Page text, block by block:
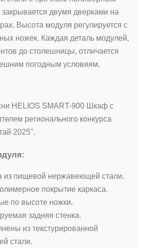
двумя дверками на
Высота модуля регулируется с
ножек. Каждая деталь модулей,
до столешницы, отличается
погодным условиям.
HELIOS SMART-900 Шкаф с
регионального конкурса
2025".
из пищевой нержавеющей стали.
покрытие каркаса.
по высоте ножки.
задняя стенка.
из текстурированной
стали.